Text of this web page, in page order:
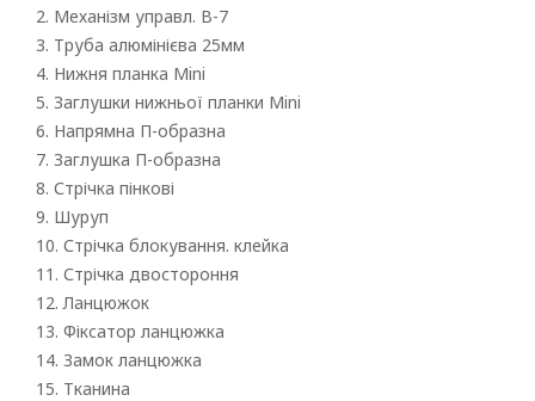
Вертикальні
2. Механізм управл. B-7
3. Труба алюмінієва 25мм
4. Нижня планка Mini
5. Заглушки нижньої планки Mini
6. Напрямна П-образна
7. Заглушка П-образна
8. Стрічка пінкові
9. Шуруп
10. Стрічка блокування. клейка
11. Стрічка двостороння
12. Ланцюжок
13. Фіксатор ланцюжка
14. Замок ланцюжка
15. Тканина